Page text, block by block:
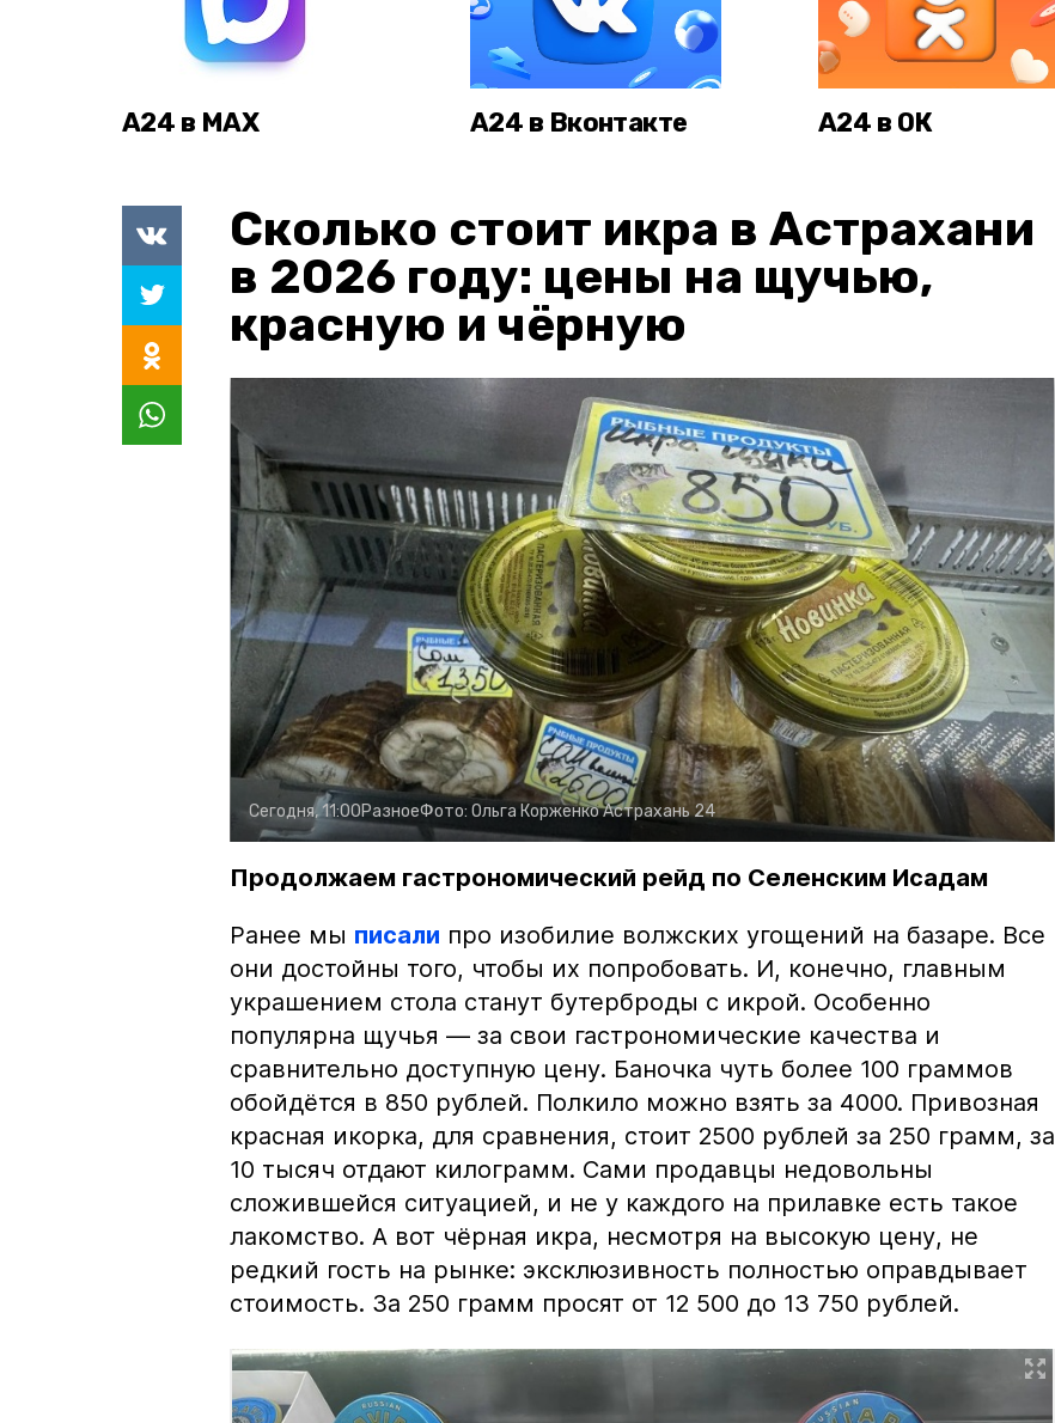
А24 в MAX А24 в Вконтакте А24 в ОК
Сколько стоит икра в Астрахани
в 2026 году: цены на щучью,
красную и чёрную
Сегодня, 11:00РазноеФото: Ольга КорженкоАстрахань 24
Продолжаем гастрономический рейд по Селенским Исадам
Ранее мы писали про изобилие волжских угощений на базаре. Все
они достойны того, чтобы их попробовать. И, конечно, главным
украшением стола станут бутерброды с икрой. Особенно
популярна щучья — за свои гастрономические качества и
сравнительно доступную цену. Баночка чуть более 100 граммов
обойдётся в 850 рублей. Полкило можно взять за 4000. Привозная
красная икорка, для сравнения, стоит 2500 рублей за 250 грамм, за
10 тысяч отдают килограмм. Сами продавцы недовольны
сложившейся ситуацией, и не у каждого на прилавке есть такое
лакомство. А вот чёрная икра, несмотря на высокую цену, не
редкий гость на рынке: эксклюзивность полностью оправдывает
стоимость. За 250 грамм просят от 12 500 до 13 750 рублей.